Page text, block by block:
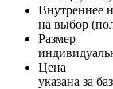
Внутреннее
на выбор
Размер
Цена
указана за